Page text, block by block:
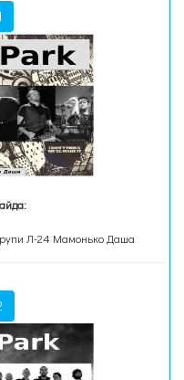
Л-24 Мамонько Даша